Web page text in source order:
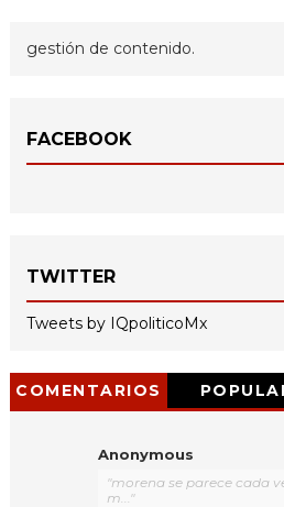
gestión de contenido.
FACEBOOK
TWITTER
Tweets by IQpoliticoMx
COMENTARIOS
Anonymous
"morena se parece cada
m..."